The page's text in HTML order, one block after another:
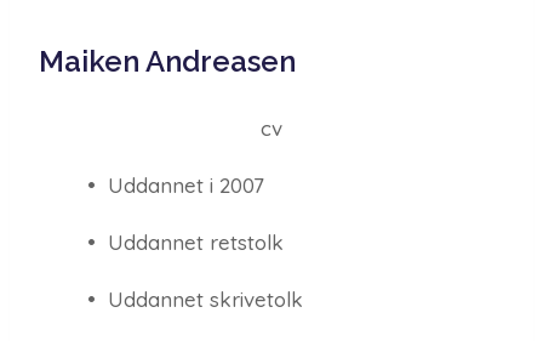
Maiken Andreasen
cv
• Uddannet i 2007
• Uddannet retstolk
• Uddannet skrivetolk